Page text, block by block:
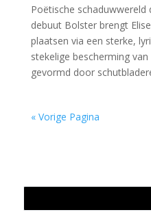
Poëtische
debuut Bolster brengt
plaatsen via een sterke,
stekelige bescherming
gevormd door
« Vorige Pagina